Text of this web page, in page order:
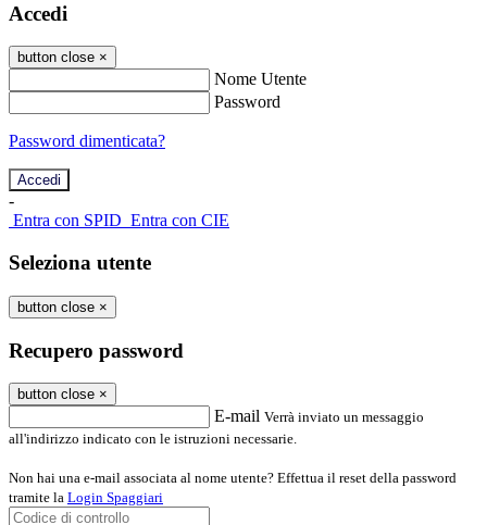
Accedi
button close ×
Nome Utente
Password
Password dimenticata?
-
Entra con SPID Entra con CIE
Seleziona utente
button close ×
Recupero password
button close ×
E-mail Verrà inviato un messaggio
all'indirizzo indicato con le istruzioni necessarie.
Non hai una e-mail associata al nome utente? Effettua il reset della password
tramite la Login Spaggiari